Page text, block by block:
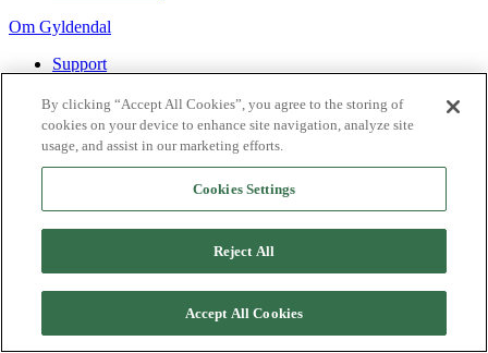
Om Gyldendal
Support
Agency
2026Gyldendal
Personvernerklæringer
Informasjonskapsler
By clicking “Accept All Cookies”, you agree to the storing of
cookies on your device to enhance site navigation, analyze site
usage, and assist in our marketing efforts.
Cookies Settings
Reject All
Accept All Cookies